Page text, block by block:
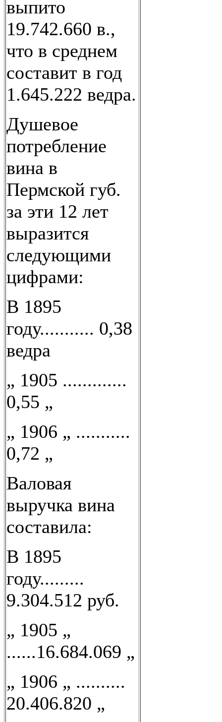
выпито
19.742.660 в.,
что в среднем
составит в год
1.645.222 ведра.
Душевое
потребление
вина в
Пермской губ.
за эти 12 лет
выразится
следующими
цифрами:
В 1895
году........... 0,38
ведра
„ 1905 .............
0,55 „
„ 1906 „ ...........
0,72 „
Валовая
выручка вина
составила:
В 1895
году.........
9.304.512 руб.
„ 1905 „
......16.684.069 „
„ 1906 „ ..........
20.406.820 „